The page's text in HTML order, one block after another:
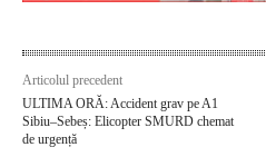
Articolul precedent
ULTIMA ORĂ: Accident grav pe A1
Sibiu–Sebeș: Elicopter SMURD chemat
de urgență